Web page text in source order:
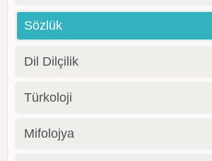
Sözlük
Dil Dilçilik
Türkoloji
Mifolojya